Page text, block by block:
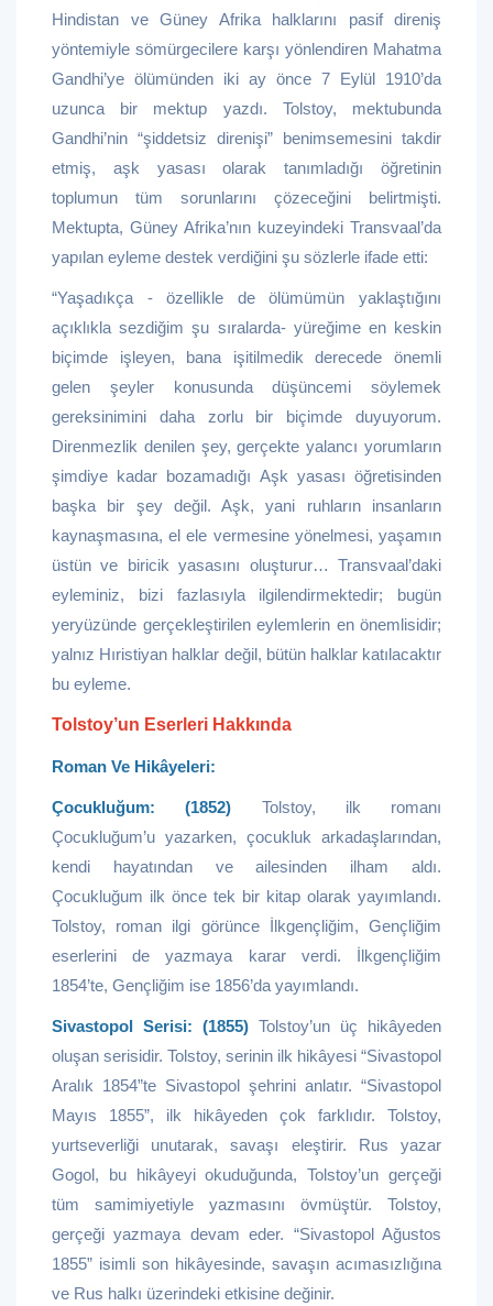
Hindistan ve Güney Afrika halklarını pasif direniş
yöntemiyle sömürgecilere karşı yönlendiren Mahatma
Gandhi’ye ölümünden iki ay önce 7 Eylül 1910’da
uzunca bir mektup yazdı. Tolstoy, mektubunda
Gandhi’nin “şiddetsiz direnişi” benimsemesini takdir
etmiş, aşk yasası olarak tanımladığı öğretinin
toplumun tüm sorunlarını çözeceğini belirtmişti.
Mektupta, Güney Afrika’nın kuzeyindeki Transvaal’da
yapılan eyleme destek verdiğini şu sözlerle ifade etti:
“Yaşadıkça - özellikle de ölümümün yaklaştığını
açıklıkla sezdiğim şu sıralarda- yüreğime en keskin
biçimde işleyen, bana işitilmedik derecede önemli
gelen şeyler konusunda düşüncemi söylemek
gereksinimini daha zorlu bir biçimde duyuyorum.
Direnmezlik denilen şey, gerçekte yalancı yorumların
şimdiye kadar bozamadığı Aşk yasası öğretisinden
başka bir şey değil. Aşk, yani ruhların insanların
kaynaşmasına, el ele vermesine yönelmesi, yaşamın
üstün ve biricik yasasını oluşturur… Transvaal’daki
eyleminiz, bizi fazlasıyla ilgilendirmektedir; bugün
yeryüzünde gerçekleştirilen eylemlerin en önemlisidir;
yalnız Hıristiyan halklar değil, bütün halklar katılacaktır
bu eyleme.
Tolstoy’un Eserleri Hakkında
Roman Ve Hikâyeleri:
Çocukluğum: (1852) Tolstoy, ilk romanı
Çocukluğum’u yazarken, çocukluk arkadaşlarından,
kendi hayatından ve ailesinden ilham aldı.
Çocukluğum ilk önce tek bir kitap olarak yayımlandı.
Tolstoy, roman ilgi görünce İlkgençliğim, Gençliğim
eserlerini de yazmaya karar verdi. İlkgençliğim
1854’te, Gençliğim ise 1856’da yayımlandı.
Sivastopol Serisi: (1855) Tolstoy’un üç hikâyeden
oluşan serisidir. Tolstoy, serinin ilk hikâyesi “Sivastopol
Aralık 1854”te Sivastopol şehrini anlatır. “Sivastopol
Mayıs 1855”, ilk hikâyeden çok farklıdır. Tolstoy,
yurtseverliği unutarak, savaşı eleştirir. Rus yazar
Gogol, bu hikâyeyi okuduğunda, Tolstoy’un gerçeği
tüm samimiyetiyle yazmasını övmüştür. Tolstoy,
gerçeği yazmaya devam eder. “Sivastopol Ağustos
1855” isimli son hikâyesinde, savaşın acımasızlığına
ve Rus halkı üzerindeki etkisine değinir.